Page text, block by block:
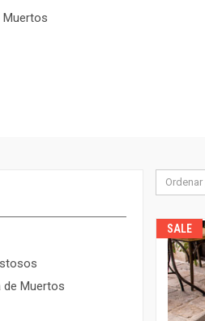
Muertos
de Muertos
Ordenar
SALE